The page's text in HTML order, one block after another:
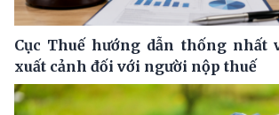
Cục Thuế hướng dẫn thống nhất
xuất cảnh đối với người nộp thuế